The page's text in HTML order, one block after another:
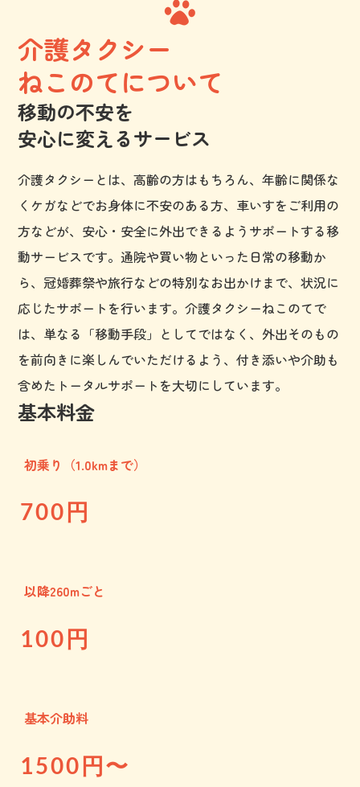
介護タクシー
ねこのてについて
移動の不安を
安心に変えるサービス
介護タクシーとは、高齢の方はもちろん、年齢に関係な
くケガなどでお身体に不安のある方、車いすをご利用の
方などが、安心・安全に外出できるようサポートする移
動サービスです。通院や買い物といった日常の移動か
ら、冠婚葬祭や旅行などの特別なお出かけまで、状況に
応じたサポートを行います。介護タクシーねこのてで
は、単なる「移動手段」としてではなく、外出そのもの
を前向きに楽しんでいただけるよう、付き添いや介助も
含めたトータルサポートを大切にしています。
基本料金
以降260mごと
100円
初乗り（1.0kmまで）
700円
基本介助料
1500円〜